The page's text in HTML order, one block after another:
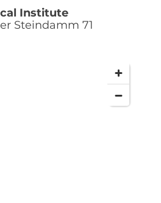
Institute
Steindamm 71